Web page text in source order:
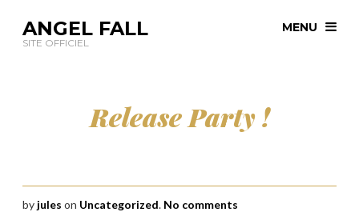
ANGEL FALL
SITE OFFICIEL
MENU
Release Party !
by jules on Uncategorized. No comments